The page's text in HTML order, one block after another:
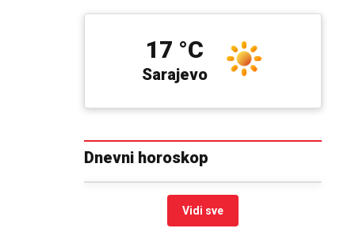
Sarajevo
17 °C
Dnevni horoskop
Vidi sve